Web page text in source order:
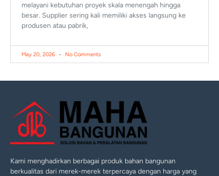
melayani kebutuhan proyek skala menengah hingga
besar. Supplier sering kali memiliki akses langsung ke
produsen atau pabrik,
May 20, 2026 No Comments
Kami menghadirkan berbagai produk bahan bangunan
berkualitas dari merek-merek terpercaya dengan harga yang